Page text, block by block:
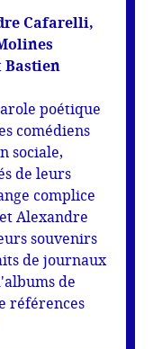
Cafarelli,
Bastien
poétique
comédiens
sociale,
de leurs
complice
Alexandre
souvenirs
de journaux
de
références